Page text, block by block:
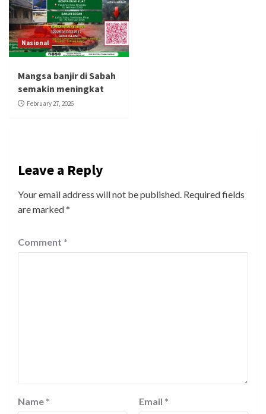
Nasional
Mangsa banjir di Sabah
semakin meningkat
February 27, 2026
Leave a Reply
Your email address will not be published. Required fields
are marked*
Comment *
Name * Email *